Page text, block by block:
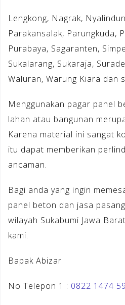
Lengkong, Nagrak,
Parakansalak, Parungkuda,
Purabaya, Sagaranten,
Sukalarang, Sukaraja,
Waluran, Warung Kiara dan
Menggunakan pagar panel
lahan atau bangunan
Karena material ini sangat
itu dapat memberikan
ancaman.
Bagi anda yang ingin
panel beton dan jasa
wilayah Sukabumi Jawa
kami.
Bapak Abizar
No Telepon 1 : 0822 1474